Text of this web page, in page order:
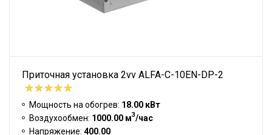
Приточная установка 2vv ALFA-C-10EN-DP-2
Мощность на обогрев: 18.00 кВт
Воздухообмен: 1000.00 м3/час
Напряжение: 400.00